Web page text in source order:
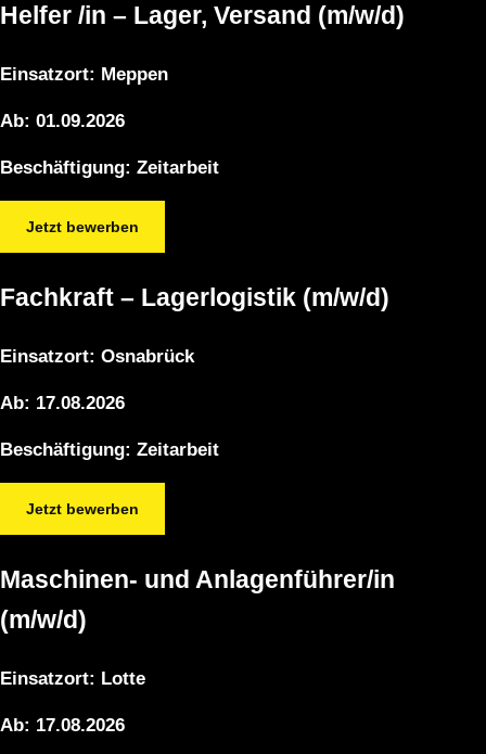
Helfer /in – Lager, Versand (m/w/d)
Einsatzort: Meppen
Ab: 01.09.2026
Beschäftigung: Zeitarbeit
Jetzt bewerben
Fachkraft – Lagerlogistik (m/w/d)
Einsatzort: Osnabrück
Ab: 17.08.2026
Beschäftigung: Zeitarbeit
Jetzt bewerben
Maschinen- und Anlagenführer/in
(m/w/d)
Einsatzort: Lotte
Ab: 17.08.2026